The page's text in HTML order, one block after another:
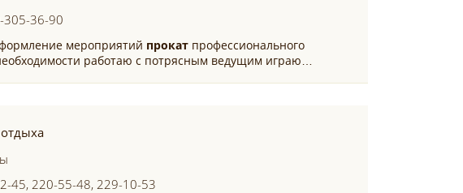
305-36-90
мероприятий прокат профессионального
работаю с потрясным ведущим играю…
45, 220-55-48, 229-10-53